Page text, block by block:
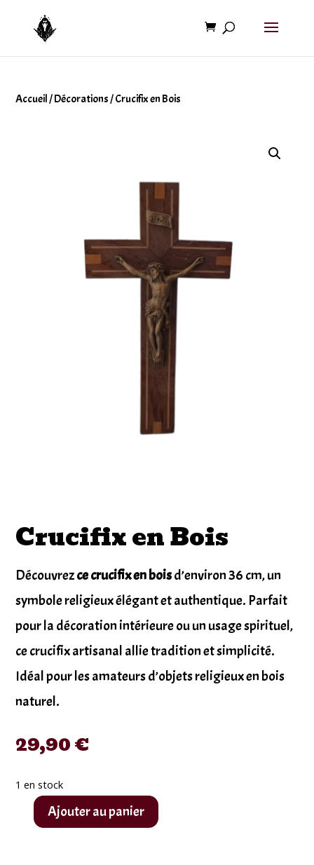
Accueil/Décorations/ Crucifix en Bois
Crucifix en Bois
Découvrezce crucifix en boisd’environ 36 cm, un
symbole religieux élégant et authentique. Parfait
pour la décoration intérieure ou un usage spirituel,
ce crucifix artisanal allie tradition et simplicité.
Idéal pour les amateurs d’objets religieux en bois
naturel.
29,90€
1 en stock
quantitéAjouter au panier